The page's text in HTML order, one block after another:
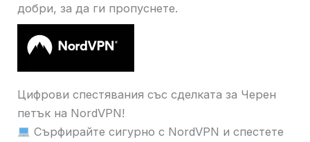
добри, за да ги пропуснете.
Цифрови спестявания със сделката за Черен
петък на NordVPN!
Сърфирайте сигурно с NordVPN и спестете